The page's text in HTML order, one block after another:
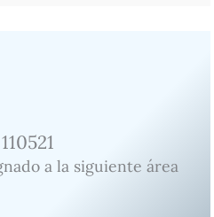
a la siguiente área